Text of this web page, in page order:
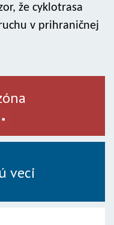
že cyklotrasa
v prihraničnej
veci